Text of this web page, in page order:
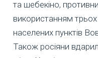
та шебекіно,
використанням
населених пунктів
Також росіяни